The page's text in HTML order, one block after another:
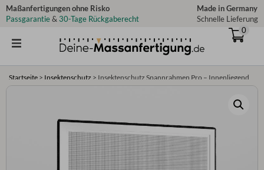
Zum
Inhalt
Maßanfertigungen ohne Risko
Passgarantie& 30-Tage Rückgaberecht
Made in Germany
Schnelle Lieferung
0
Startseite > Insektenschutz > Insektenschutz Spannrahmen Pro – Innenliegend